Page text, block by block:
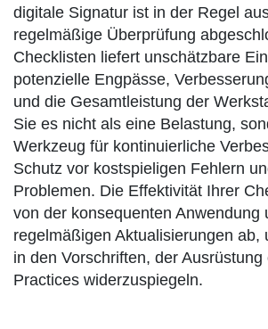
digitale Signatur ist in der Regel
regelmäßige Überprüfung
Checklisten liefert unschätzbare
potenzielle Engpässe,
und die Gesamtleistung der
Sie es nicht als eine Belastung,
Werkzeug für kontinuierliche
Schutz vor kostspieligen Fehlern
Problemen. Die Effektivität Ihrer
von der konsequenten Anwendung
regelmäßigen Aktualisierungen ab,
in den Vorschriften, der
Practices widerzuspiegeln.